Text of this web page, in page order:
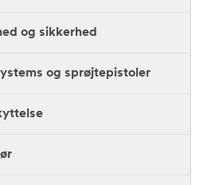
og sikkerhed
og sprøjtepistoler